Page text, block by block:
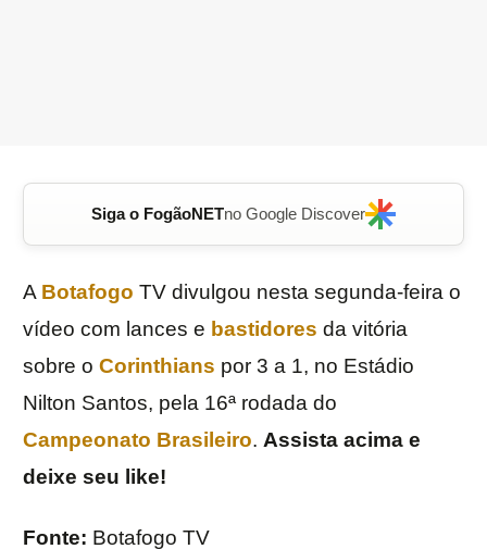
Siga o FogãoNETno Google Discover
A Botafogo TV divulgou nesta segunda-feira o
vídeo com lances e bastidores da vitória
sobre o Corinthians por 3 a 1, no Estádio
Nilton Santos, pela 16ª rodada do
Campeonato Brasileiro. Assista acima e
deixe seu like!
Fonte: Botafogo TV